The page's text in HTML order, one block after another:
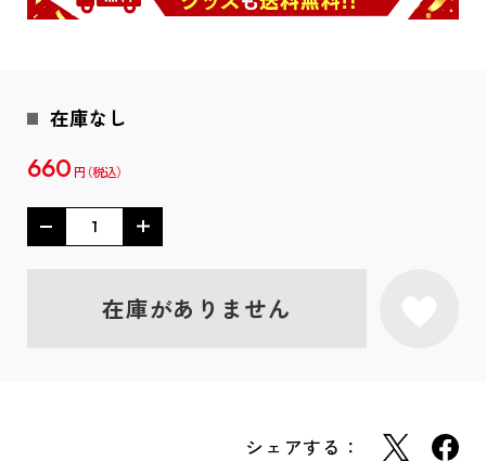
在庫なし
660 円
在庫がありません
シェアする：